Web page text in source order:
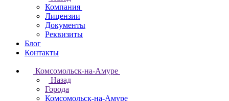
Компания
Лицензии
Документы
Реквизиты
Блог
Контакты
Комсомольск-на-Амуре
Назад
Города
Комсомольск-на-Амуре